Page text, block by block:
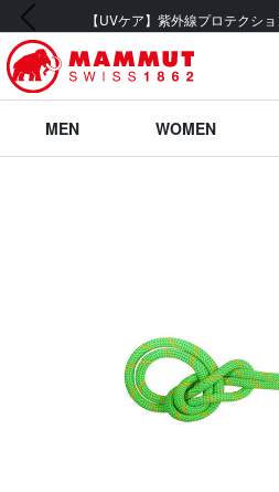
ケア】紫外線プロテクション機能付きプロダ
前の画像
MEN WOMEN